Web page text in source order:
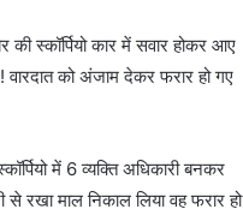
स्कॉर्पियो कार में सवार होकर आए
को अंजाम देकर फरार हो गए
में 6 व्यक्ति अधिकारी बनकर
माल निकाल लिया वह फरार हो